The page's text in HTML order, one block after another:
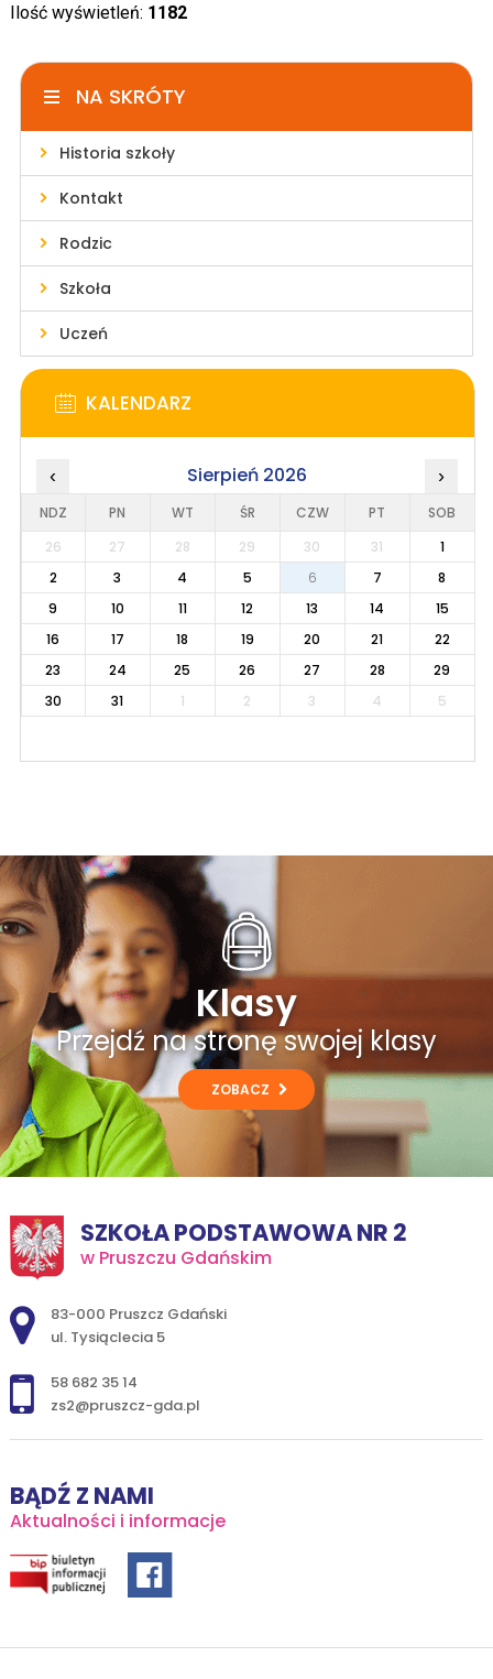
Ilość wyświetleń: 1182
NA SKRÓTY
Historia szkoły
Kontakt
Rodzic
Szkoła
Uczeń
KALENDARZ
‹ Sierpień 2026 ›
NDZ PN WT ŚR CZW PT
SOB
26
27 28 29 30 31
1
2
3 4 5 6 7
8
9
10 11 12 13 14
15
16
17 18 19 20 21
22
23
24 25 26 27 28
29
30
31 1 2 3 4 5
Klasy
Przejdź na stronę swojej klasy
ZOBACZ
SZKOŁA PODSTAWOWA NR 2
w Pruszczu Gdańskim
Adres pocztowy:
83-000 Pruszcz Gdański
ul. Tysiąclecia 5
58 682 35 14
zs2@pruszcz-gda.pl
BĄDŹ Z NAMI
Aktualności i informacje